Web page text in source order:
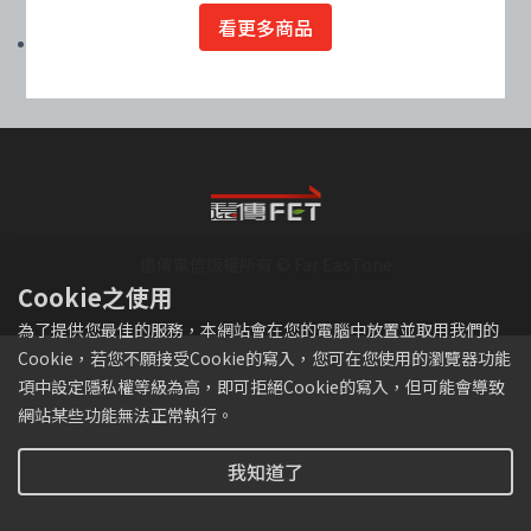
遠傳網路門市提醒您，為避免兒童及青少年利用網路接觸不當資訊，請家
Cookie之使用
為了提供您最佳的服務，本網站會在您的電腦中放置並取用我們的
Cookie，若您不願接受Cookie的寫入，您可在您使用的瀏覽器功能
項中設定隱私權等級為高，即可拒絕Cookie的寫入，但可能會導致
網站某些功能無法正常執行。
我知道了
看更多商品